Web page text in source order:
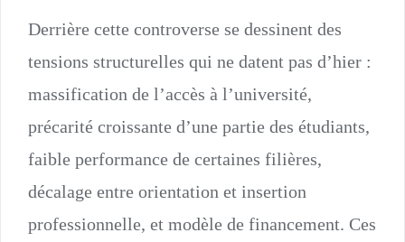
Derrière cette controverse se dessinent des
tensions structurelles qui ne datent pas d’hier :
massification de l’accès à l’université,
précarité croissante d’une partie des étudiants,
faible performance de certaines filières,
décalage entre orientation et insertion
professionnelle, et modèle de financement. Ces